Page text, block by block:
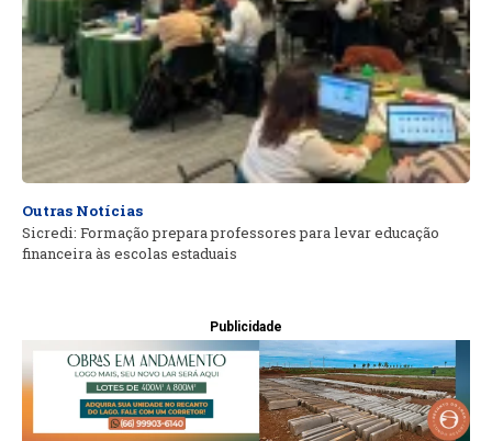
Outras Notícias
Sicredi: Formação prepara professores para levar educação
financeira às escolas estaduais
Publicidade